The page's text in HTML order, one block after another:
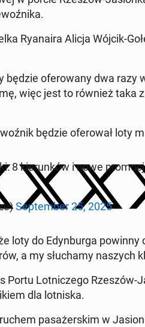
Ry­ana­ira Alicja Wójcik-
będzie ofe­ro­wa­ny dwa razy
więc jest to również taka
będzie ofe­ro­wał loty
8 kie­run­ków i nowe
Sep­tem­ber 25, 2025
loty do Edyn­bur­ga
a my słu­cha­my naszych
Portu Lot­ni­cze­go Rzeszów-
dla lot­ni­ska.
pa­sa­żer­skim w